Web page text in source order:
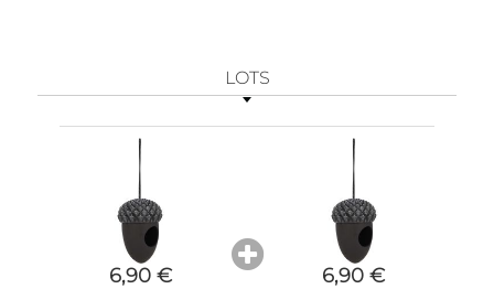
LOTS
6,90 € 6,90 €